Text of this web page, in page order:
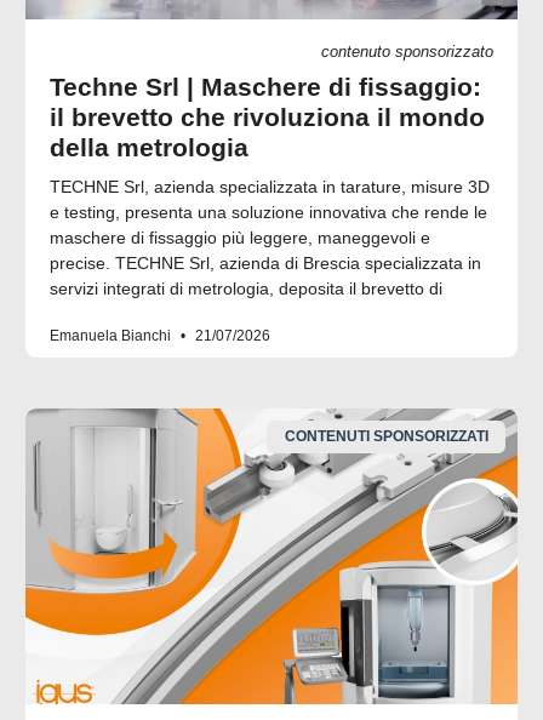
contenuto sponsorizzato
Techne Srl | Maschere di fissaggio:
il brevetto che rivoluziona il mondo
della metrologia
TECHNE Srl, azienda specializzata in tarature, misure 3D
e testing, presenta una soluzione innovativa che rende le
maschere di fissaggio più leggere, maneggevoli e
precise. TECHNE Srl, azienda di Brescia specializzata in
servizi integrati di metrologia, deposita il brevetto di
Emanuela Bianchi 21/07/2026
CONTENUTI SPONSORIZZATI